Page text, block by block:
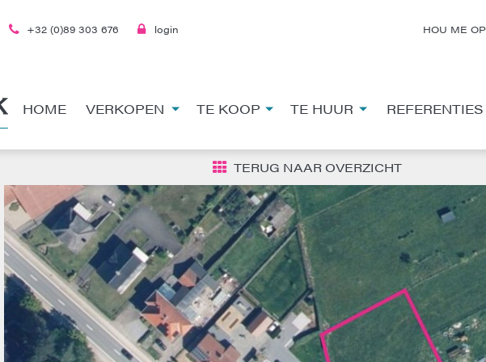
HOME VERKOPEN TE KOOP TE HUUR REFERENTIES
+32 (0)89 303 676 login HOU ME
TERUG NAAR OVERZICHT